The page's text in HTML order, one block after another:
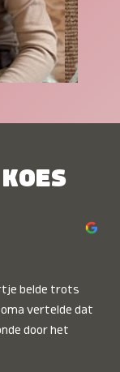
KOES
belde trots
oma vertelde dat
door het